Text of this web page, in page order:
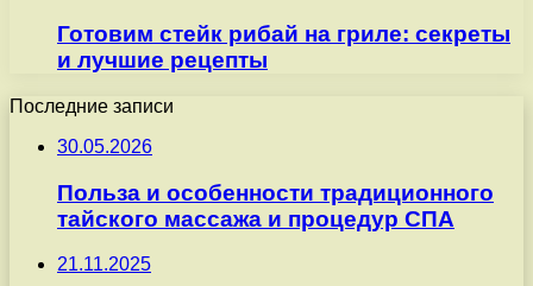
Готовим стейк рибай на гриле: секреты
и лучшие рецепты
Последние записи
30.05.2026
Польза и особенности традиционного
тайского массажа и процедур СПА
21.11.2025